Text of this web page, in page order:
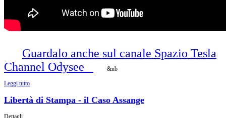
Guardalo anche sul canale Spazio Tesla
Channel Odysee
&nb
Leggi tutto
Libertà di Stampa - il Caso Assange
Dettagli